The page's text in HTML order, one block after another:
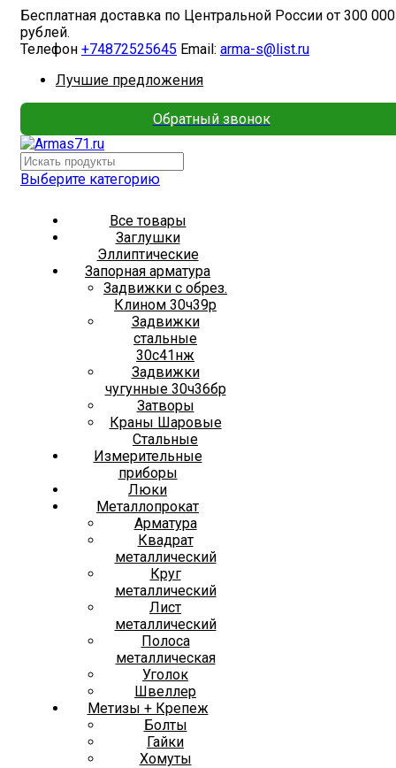
Бесплатная доставка по Центральной России от 300 000
рублей.
Телефон +74872525645 Email: arma-s@list.ru
Лучшие предложения
Обратный звонок
Выберите категорию
Все товары
Заглушки
Эллиптические
Запорная арматура
Задвижки с обрез.
Клином 30ч39р
Задвижки
стальные
30с41нж
Задвижки
чугунные 30ч36бр
Затворы
Краны Шаровые
Стальные
Измерительные
приборы
Люки
Металлопрокат
Арматура
Квадрат
металлический
Круг
металлический
Лист
металлический
Полоса
металлическая
Уголок
Швеллер
Метизы + Крепеж
Болты
Гайки
Хомуты